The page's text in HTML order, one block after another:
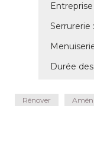
Serrurerie
Durée
Rénover